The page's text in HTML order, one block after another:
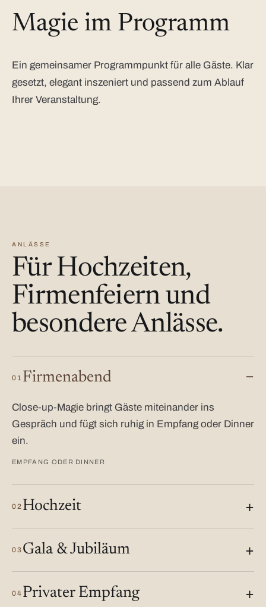
Magie im Programm
Ein gemeinsamer Programmpunkt für alle Gäste. Klar
gesetzt, elegant inszeniert und passend zum Ablauf
Ihrer Veranstaltung.
ANLÄSSE
Für Hochzeiten,
Firmenfeiern und
besondere Anlässe.
01 Firmenabend
Close-up-Magie bringt Gäste miteinander ins
Gespräch und fügt sich ruhig in Empfang oder Dinner
ein.
EMPFANG ODER DINNER
02 Hochzeit
03 Gala & Jubiläum
04 Privater Empfang